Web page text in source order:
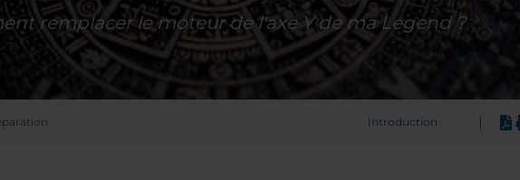
remplacer le moteur de l'axe Y de ma Legend ?
Introduction